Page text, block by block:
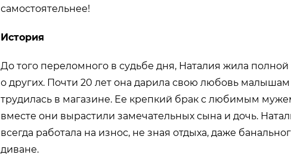
самостоятельнее!
История
До того переломного в судьбе дня, Наталия жила
о других. Почти 20 лет она дарила свою любовь малышам
трудилась в магазине. Ее крепкий брак с любимым
вместе они вырастили замечательных сына и дочь.
всегда работала на износ, не зная отдыха, даже
диване.